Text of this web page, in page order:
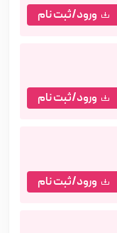
ورود/ثبت نام
ورود/ثبت نام
ورود/ثبت نام